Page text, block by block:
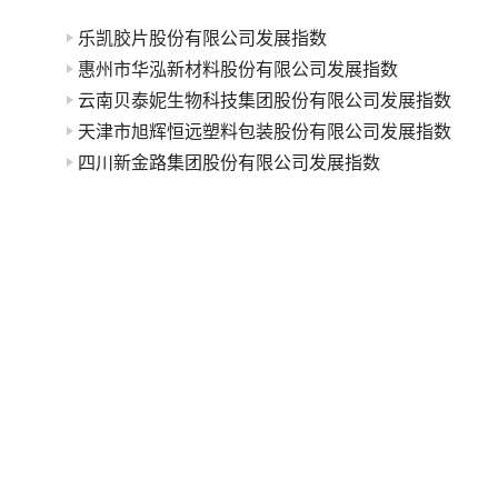
乐凯胶片股份有限公司发展指数
惠州市华泓新材料股份有限公司发展指数
云南贝泰妮生物科技集团股份有限公司发展指数
天津市旭辉恒远塑料包装股份有限公司发展指数
四川新金路集团股份有限公司发展指数